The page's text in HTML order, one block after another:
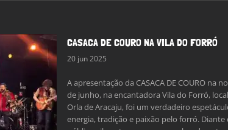
CASACA DE COURO NA VILA DO FORRÓ
20 jun 2025
A apresentação da CASACA DE COURO na
de junho, na encantadora Vila do Forró,
Orla de Aracaju, foi um verdadeiro
energia, tradição e paixão pelo forró. Diante